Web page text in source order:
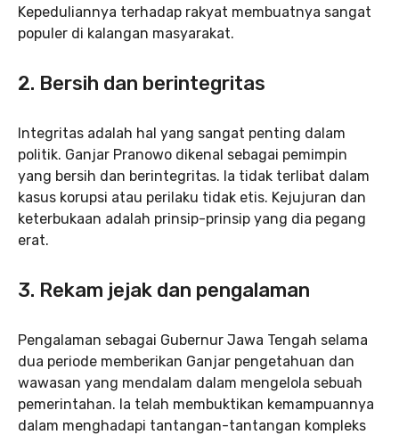
Kepeduliannya terhadap rakyat membuatnya sangat
populer di kalangan masyarakat.
2. Bersih dan berintegritas
Integritas adalah hal yang sangat penting dalam
politik. Ganjar Pranowo dikenal sebagai pemimpin
yang bersih dan berintegritas. Ia tidak terlibat dalam
kasus korupsi atau perilaku tidak etis. Kejujuran dan
keterbukaan adalah prinsip-prinsip yang dia pegang
erat.
3. Rekam jejak dan pengalaman
Pengalaman sebagai Gubernur Jawa Tengah selama
dua periode memberikan Ganjar pengetahuan dan
wawasan yang mendalam dalam mengelola sebuah
pemerintahan. Ia telah membuktikan kemampuannya
dalam menghadapi tantangan-tantangan kompleks